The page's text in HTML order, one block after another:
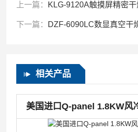
上一篇： KLG-9120A触摸屏精密
下一篇： DZF-6090LC数显真空干
相关产品
美国进口Q-panel 1.8KW风